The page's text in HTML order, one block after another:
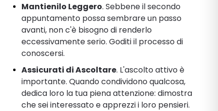
Mantienilo Leggero. Sebbene il secondo
appuntamento possa sembrare un passo
avanti, non c'è bisogno di renderlo
eccessivamente serio. Goditi il processo di
conoscersi.
Assicurati di Ascoltare. L'ascolto attivo è
importante. Quando condividono qualcosa,
dedica loro la tua piena attenzione: dimostra
che sei interessato e apprezzi i loro pensieri.